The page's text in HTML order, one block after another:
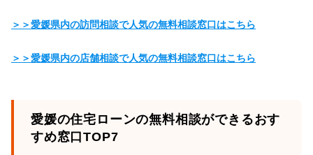
＞＞愛媛県内の訪問相談で人気の無料相談窓口はこちら
＞＞愛媛県内の店舗相談で人気の無料相談窓口はこちら
愛媛の住宅ローンの無料相談ができるおす
すめ窓口TOP7